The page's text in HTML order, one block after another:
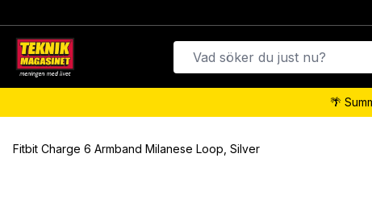
🌴
Fitbit Charge 6 Armband Milanese Loop, Silver